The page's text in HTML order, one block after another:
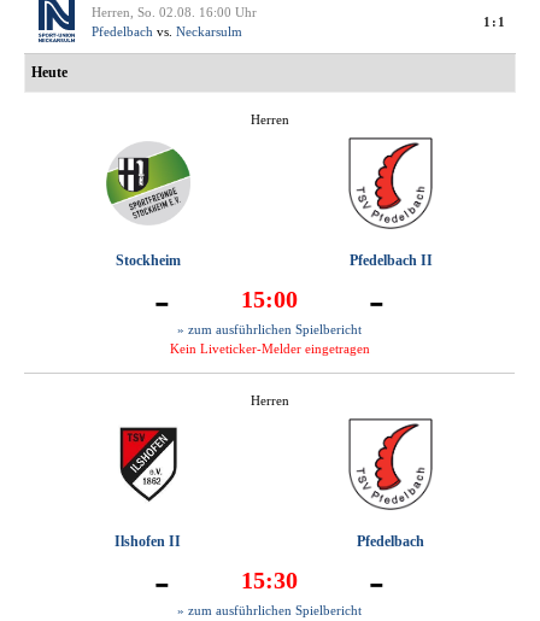
Herren, So. 02.08. 16:00 Uhr
Pfedelbach vs. Neckarsulm
1:1
Heute
Herren
Stockheim Pfedelbach II
- 15:00 -
» zum ausführlichen Spielbericht
Kein Liveticker-Melder eingetragen
Herren
Ilshofen II Pfedelbach
- 15:30 -
» zum ausführlichen Spielbericht